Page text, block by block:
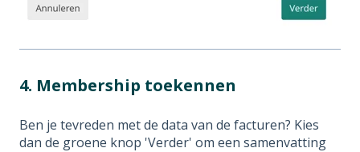
4. Membership toekennen
Ben je tevreden met de data van de facturen? Kies
dan de groene knop 'Verder' om een samenvatting